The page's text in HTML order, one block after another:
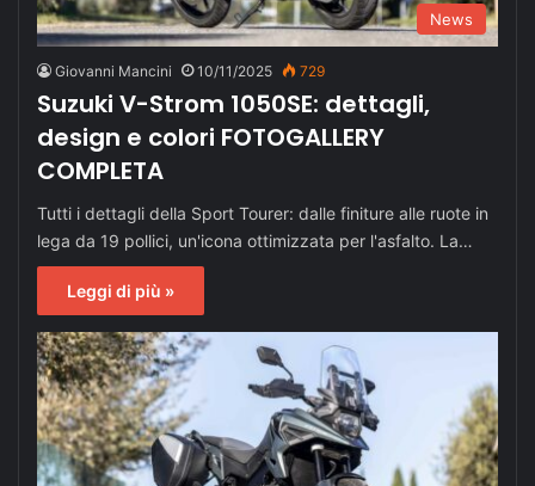
News
Giovanni Mancini 10/11/2025 729
Suzuki V-Strom 1050SE: dettagli,
design e colori FOTOGALLERY
COMPLETA
Tutti i dettagli della Sport Tourer: dalle finiture alle ruote in
lega da 19 pollici, un'icona ottimizzata per l'asfalto. La…
Leggi di più »